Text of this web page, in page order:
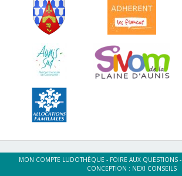
MON COMPTE LUDOTHÈQUE - FOIRE AUX QUESTIONS-
CONCEPTION : NEXI CONSEILS